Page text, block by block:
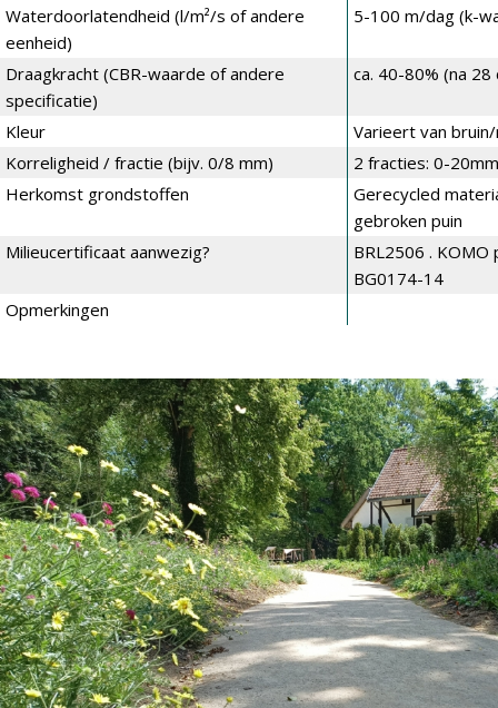
Waterdoorlatendheid (l/m²/s of andere
eenheid)
5-100 m/dag (k-
Draagkracht (CBR-waarde of andere
specificatie)
ca. 40-80% (na 28
Kleur
Varieert van
Korreligheid / fractie (bijv. 0/8 mm)
2 fracties: 0-
Herkomst grondstoffen
Gerecycled
gebroken puin
Milieucertificaat aanwezig?
BRL2506 .
BG0174-14
Opmerkingen